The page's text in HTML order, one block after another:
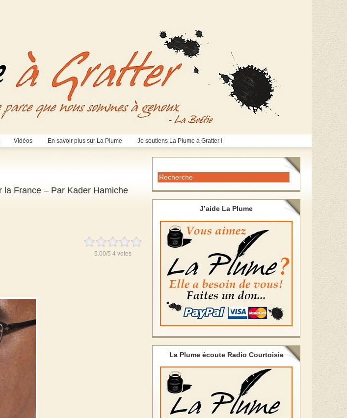
Vidéos En savoir plus sur La Plume Je soutiens La Plume à Gratter !
la France – Par Kader Hamiche
5.00/5 4 votes
J’aide La Plume
La Plume écoute Radio Courtoisie